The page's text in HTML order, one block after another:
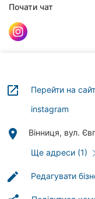
Автошколи
Ресторани
Всі
міста:
Вінниця
Почати чат
launch
Перейти на сайт
instagram
place Вінниця, вул.
Ще адреси (1)
edit Редагувати